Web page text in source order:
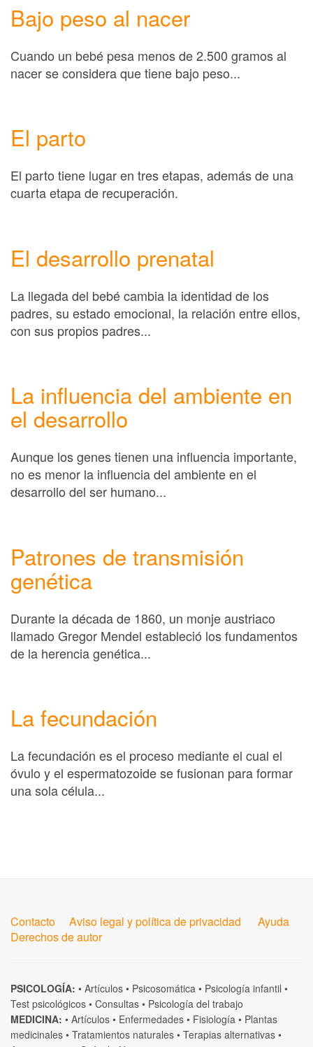
Bajo peso al nacer
Cuando un bebé pesa menos de 2.500 gramos al
nacer se considera que tiene bajo peso...
El parto
El parto tiene lugar en tres etapas, además de una
cuarta etapa de recuperación.
El desarrollo prenatal
La llegada del bebé cambia la identidad de los
padres, su estado emocional, la relación entre ellos,
con sus propios padres...
La influencia del ambiente en
el desarrollo
Aunque los genes tienen una influencia importante,
no es menor la influencia del ambiente en el
desarrollo del ser humano...
Patrones de transmisión
genética
Durante la década de 1860, un monje austriaco
llamado Gregor Mendel estableció los fundamentos
de la herencia genética...
La fecundación
La fecundación es el proceso mediante el cual el
óvulo y el espermatozoide se fusionan para formar
una sola célula...
Contacto Aviso legal y política de privacidad
Ayuda
Derechos de autor
PSICOLOGÍA: • Artículos • Psicosomática • Psicología infantil •
Test psicológicos • Consultas • Psicología del trabajo
MEDICINA: • Artículos • Enfermedades • Fisiología • Plantas
medicinales • Tratamientos naturales • Terapias alternativas •